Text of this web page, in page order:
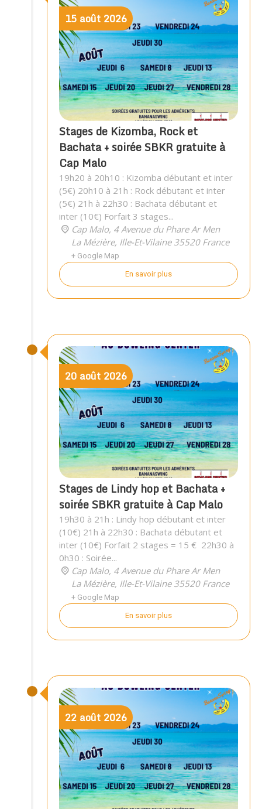
15 août 2026
Stages de Kizomba, Rock et
Bachata + soirée SBKR gratuite à
Cap Malo
19h20 à 20h10 : Kizomba débutant et inter
(5€) 20h10 à 21h : Rock débutant et inter
(5€) 21h à 22h30 : Bachata débutant et
inter (10€) Forfait 3 stages...
Cap Malo, 4 Avenue du Phare Ar Men
La Mézière, Ille-Et-Vilaine 35520 France
+ Google Map
En savoir plus
20 août 2026
Stages de Lindy hop et Bachata +
soirée SBKR gratuite à Cap Malo
19h30 à 21h : Lindy hop débutant et inter
(10€) 21h à 22h30 : Bachata débutant et
inter (10€) Forfait 2 stages = 15 € 22h30 à
0h30 : Soirée...
Cap Malo, 4 Avenue du Phare Ar Men
La Mézière, Ille-Et-Vilaine 35520 France
+ Google Map
En savoir plus
22 août 2026